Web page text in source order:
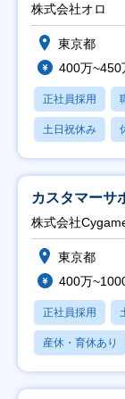
株式会社オロ
東京都
400万~450
正社員採用
土日祝休み
カスタマーサ
株式会社
東京都
400万
正社員採用
産休・育休あり